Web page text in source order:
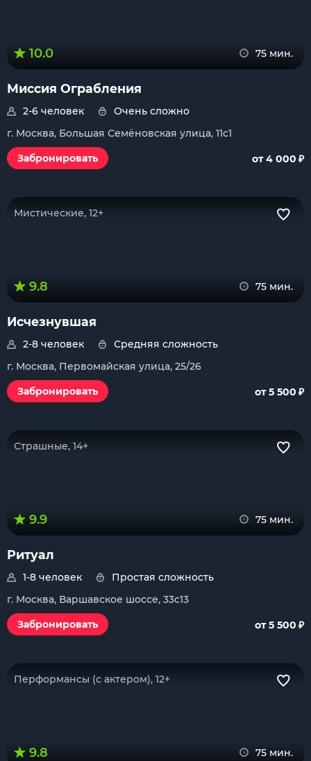
10.0 75 мин.
Миссия Ограбления
2-6 человек
Очень сложно
г. Москва, Большая Семёновская улица, 11с1
Забронировать
от 4 000 ₽
Мистические, 12+
9.8 75 мин.
Исчезнувшая
2-8 человек
Средняя сложность
г. Москва, Первомайская улица, 25/26
Забронировать
от 5 500 ₽
Страшные, 14+
9.9 75 мин.
Ритуал
1-8 человек
Простая сложность
г. Москва, Варшавское шоссе, 33с13
Забронировать
от 5 500 ₽
Перформансы (с актером), 12+
9.8 75 мин.